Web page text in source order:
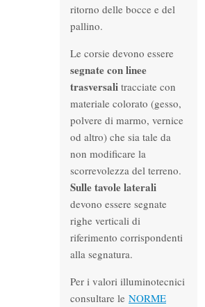
ritorno delle bocce e del
pallino.
Le corsie devono essere
segnate con linee
trasversali tracciate con
materiale colorato (gesso,
polvere di marmo, vernice
od altro) che sia tale da
non modificare la
scorrevolezza del terreno.
Sulle tavole laterali
devono essere segnate
righe verticali di
riferimento corrispondenti
alla segnatura.
Per i valori illuminotecnici
consultare le NORME